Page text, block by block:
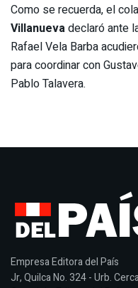
Como se recuerda, el
Villanuevadeclaró ante
Rafael Vela Barba
para coordinar con
Pablo Talavera.
Empresa Editora del País
Jr, Quilca No. 324 - Urb.